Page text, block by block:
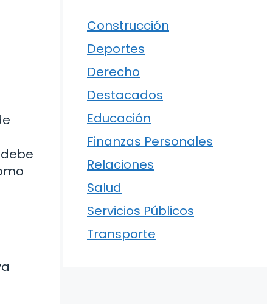
Construcción
Deportes
Derecho
Destacados
Educación
Finanzas Personales
Relaciones
Salud
Servicios Públicos
Transporte